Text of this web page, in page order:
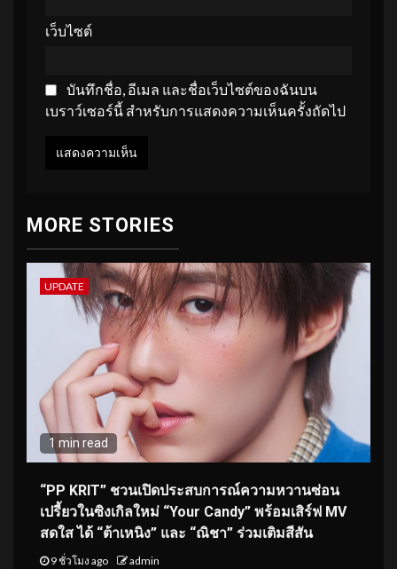
เว็บไซต์
บันทึกชื่อ, อีเมล และชื่อเว็บไซต์ของฉันบน
เบราว์เซอร์นี้ สำหรับการแสดงความเห็นครั้งถัดไป
MORE STORIES
UPDATE
1 min read
“PP KRIT” ชวนเปิดประสบการณ์ความหวานซ่อน
เปรี้ยวในซิงเกิลใหม่ “Your Candy” พร้อมเสิร์ฟ MV
สดใส ได้ “ต้าเหนิง” และ “ณิชา” ร่วมเติมสีสัน
9 ชั่วโมง ago admin